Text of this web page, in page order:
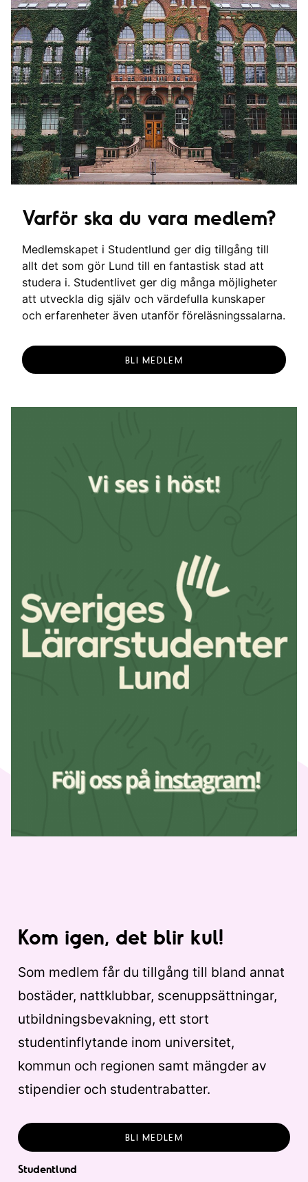
Varför ska du vara medlem?
Medlemskapet i Studentlund ger dig tillgång till
allt det som gör Lund till en fantastisk stad att
studera i. Studentlivet ger dig många möjligheter
att utveckla dig själv och värdefulla kunskaper
och erfarenheter även utanför föreläsningssalarna.
BLI MEDLEM
Kom igen, det blir kul!
Som medlem får du tillgång till bland annat
bostäder, nattklubbar, scenuppsättningar,
utbildningsbevakning, ett stort
studentinflytande inom universitet,
kommun och regionen samt mängder av
stipendier och studentrabatter.
BLI MEDLEM
Studentlund